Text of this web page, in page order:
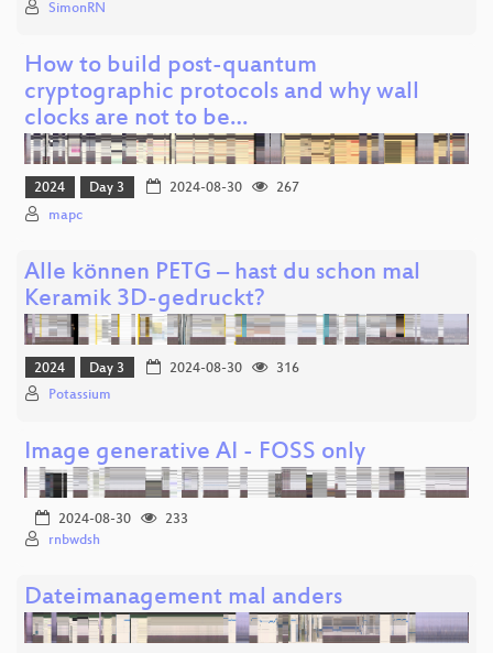
SimonRN
How to build post-quantum
cryptographic protocols and why wall
clocks are not to be…
2024 Day 3 2024-08-30
267
mapc
Alle können PETG – hast du schon mal
Keramik 3D-gedruckt?
2024 Day 3 2024-08-30
316
Potassium
Image generative AI - FOSS only
2024-08-30
233
rnbwdsh
Dateimanagement mal anders